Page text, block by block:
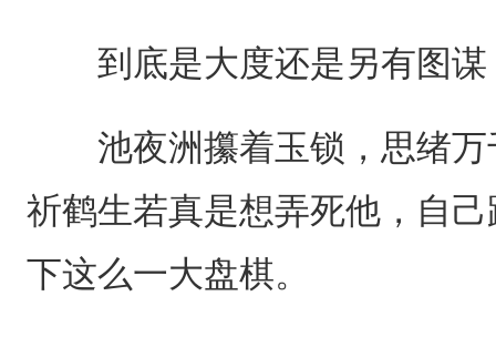
到底是大度还是另有图谋
池夜洲攥着玉锁，思绪万
祈鹤生若真是想弄死他，自
下这么一大盘棋。